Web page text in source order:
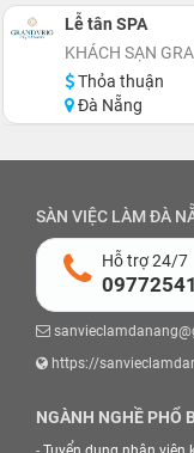
Lễ tân SPA
KHÁCH SẠN
Thỏa thuận
Đà Nẵng
SÀN VIỆC LÀM ĐÀ
Hỗ trợ 24/7
https://
NGÀNH NGHỀ PHỔ